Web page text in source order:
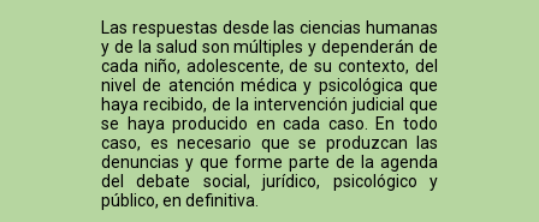
Las respuestas desde las ciencias humanas
y de la salud son múltiples y dependerán de
cada niño, adolescente, de su contexto, del
nivel de atención médica y psicológica que
haya recibido, de la intervención judicial que
se haya producido en cada caso. En todo
caso, es necesario que se produzcan las
denuncias y que forme parte de la agenda
del debate social, jurídico, psicológico y
público, en definitiva.